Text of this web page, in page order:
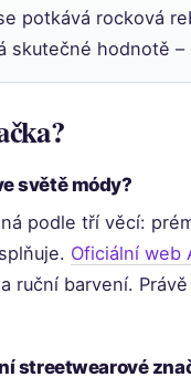
potkává rocková
skutečné hodnotě
světě módy?
podle tří věcí:
Oficiální web
ruční barvení.
streetwearové